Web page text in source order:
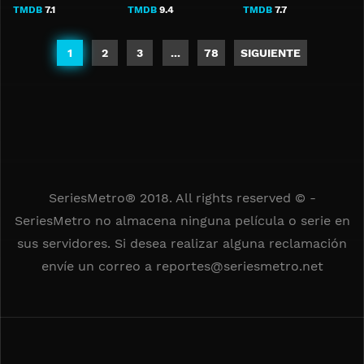
TMDB 7.1 TMDB 9.4 TMDB7.7
1 2 3 ... 78 SIGUIENTE
SeriesMetro® 2018. All rights reserved © -
SeriesMetro no almacena ninguna película o serie en
sus servidores. Si desea realizar alguna reclamación
envíe un correo a reportes@seriesmetro.net